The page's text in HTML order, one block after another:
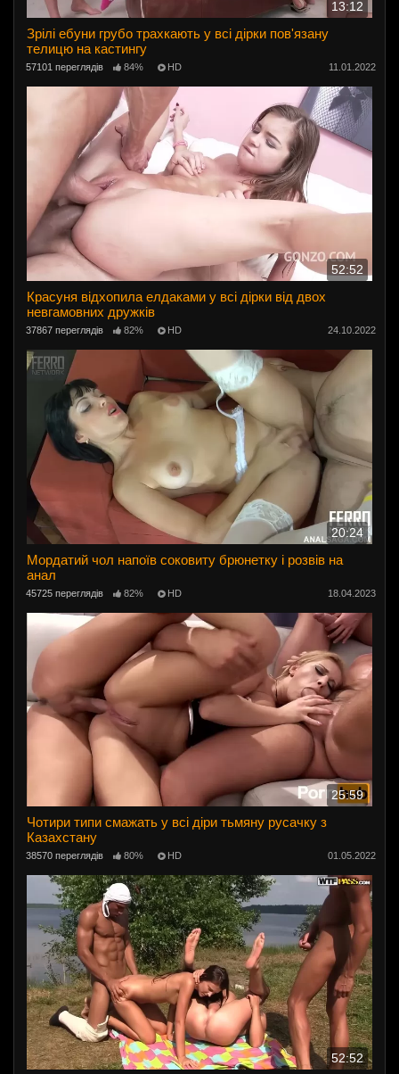
13:12
Зрілі ебуни грубо трахкають у всі дірки пов'язану
телицю на кастингу
57101 переглядів 84% HD 11.01.2022
52:52
Красуня відхопила елдаками у всі дірки від двох
невгамовних дружків
37867 переглядів 82% HD 24.10.2022
20:24
Мордатий чол напоїв соковиту брюнетку і розвів на
анал
45725 переглядів 82% HD 18.04.2023
25:59
Чотири типи смажать у всі діри тьмяну русачку з
Казахстану
38570 переглядів 80% HD 01.05.2022
52:52